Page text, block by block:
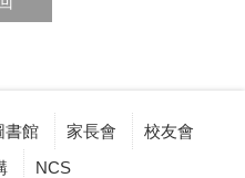
書館 家長會
校友會
NCS